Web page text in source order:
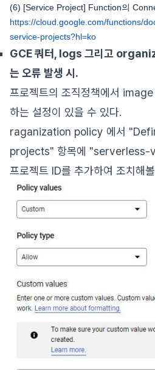
(6) [Service Project] Function의
https://cloud.google.com/functions/
service-projects?hl=ko
GCE 쿼터, logs 그리고
는 오류 발생 시.
프로젝트의 조직정책에서 image
하는 설정이 있을 수 있다.
raganization policy 에서
projects" 항목에
프로젝트 ID를 추가하여 조치해